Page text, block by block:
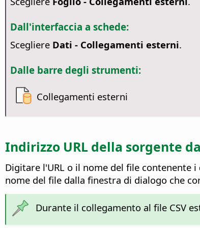
Dall'interfaccia a schede:
Scegliere Dati - Collegamenti esterni.
Dalle barre degli strumenti:
Collegamenti esterni
Indirizzo URL della sorgente
Digitare l'URL o il nome del file
nome del file dalla finestra di dialogo che
Durante il collegamento al file CSV